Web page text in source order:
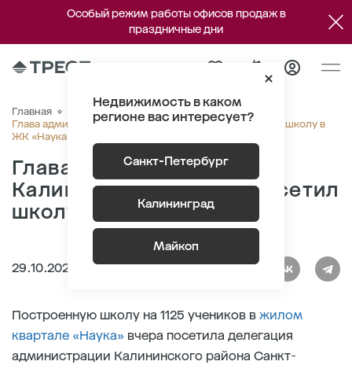
Особый режим работы офисов продаж в
праздничные дни
Недвижимость в каком
регионе вас интересует?
Санкт-Петербург
Калининград
Майкоп
Главная О компании
Глава администрации Калининского района посетил школу в
ЖК «Наука»
Глава администрации
Калининского района посетил
школу в ЖК «Наука»
29.10.2024
Построенную школу на 1125 учеников в жилом
квартале «Наука» вчера посетила делегация
администрации Калининского района Санкт-